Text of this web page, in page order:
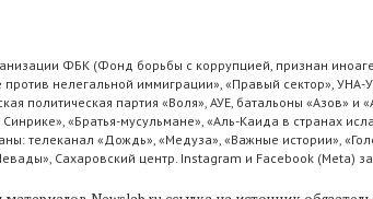
ФБК (Фонд борьбы с коррупцией, признан
нелегальной иммиграции», «Правый сектор»,
политическая партия «Воля», АУЕ, батальоны
«Братья-мусульмане», «Аль-Каида в странах
телеканал «Дождь», «Медуза», «Важные истории»,
Сахаровский центр. Instagram и Facebook (Metа)